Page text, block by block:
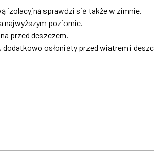
izolacyjną sprawdzi się także w zimnie.
najwyższym poziomie.
przed deszczem.
dodatkowo osłonięty przed wiatrem i